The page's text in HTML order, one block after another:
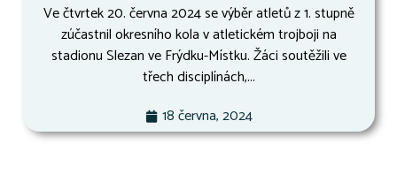
Ve čtvrtek 20. června 2024 se výběr atletů z 1. stupně
zúčastnil okresního kola v atletickém trojboji na
stadionu Slezan ve Frýdku-Místku. Žáci soutěžili ve
třech disciplínách,...
18 června, 2024